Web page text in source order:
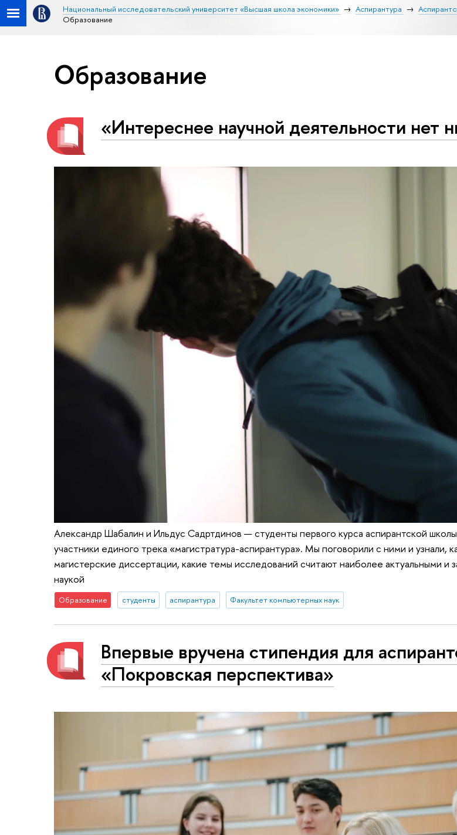
Национальный исследовательский университет «Высшая школа экономики» Аспирантура
Образование
Образование
«Интереснее научной деятельности нет
Александр Шабалин и Ильдус Садртдинов — студенты первого курса аспирантской
участники единого трека «магистратура-аспирантура». Мы поговорили с ними и узнали,
магистерские диссертации, какие темы исследований считают наиболее актуальными и
наукой
Образование студенты аспирантура Факультет компьютерных наук
Впервые вручена стипендия для
«Покровская перспектива»